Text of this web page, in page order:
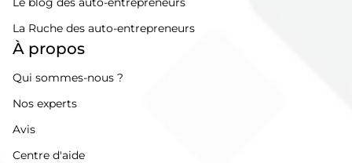
La Ruche des auto-entrepreneurs
À propos
Qui sommes-nous ?
Nos experts
Avis
Centre d'aide